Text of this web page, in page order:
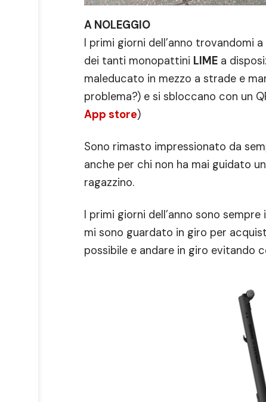
A NOLEGGIO
I primi giorni dell’anno trovandomi
dei tanti monopattini LIMEa
maleducato in mezzo a strade e
problema?) e si sbloccano con un
App store)
Sono rimasto impressionato da
anche per chi non ha mai guidato
ragazzino.
I primi giorni dell’anno sono
mi sono guardato in giro per
possibile e andare in giro evitando